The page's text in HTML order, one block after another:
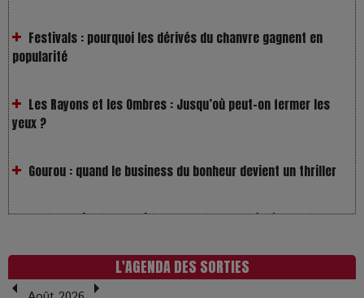
L’Affaire Bojarski : entre faux billets et vraie tragédie
L'AGENDA DES SORTIES